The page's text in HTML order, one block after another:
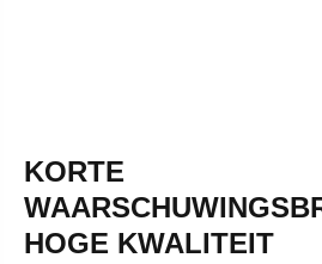
KORTE
HOGE KWALITEIT